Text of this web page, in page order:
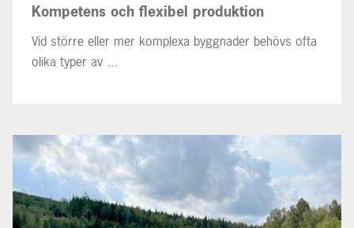
Kompetens och flexibel produktion
Vid större eller mer komplexa byggnader behövs ofta
olika typer av ...